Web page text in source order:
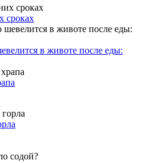
сроках
в животе после еды: